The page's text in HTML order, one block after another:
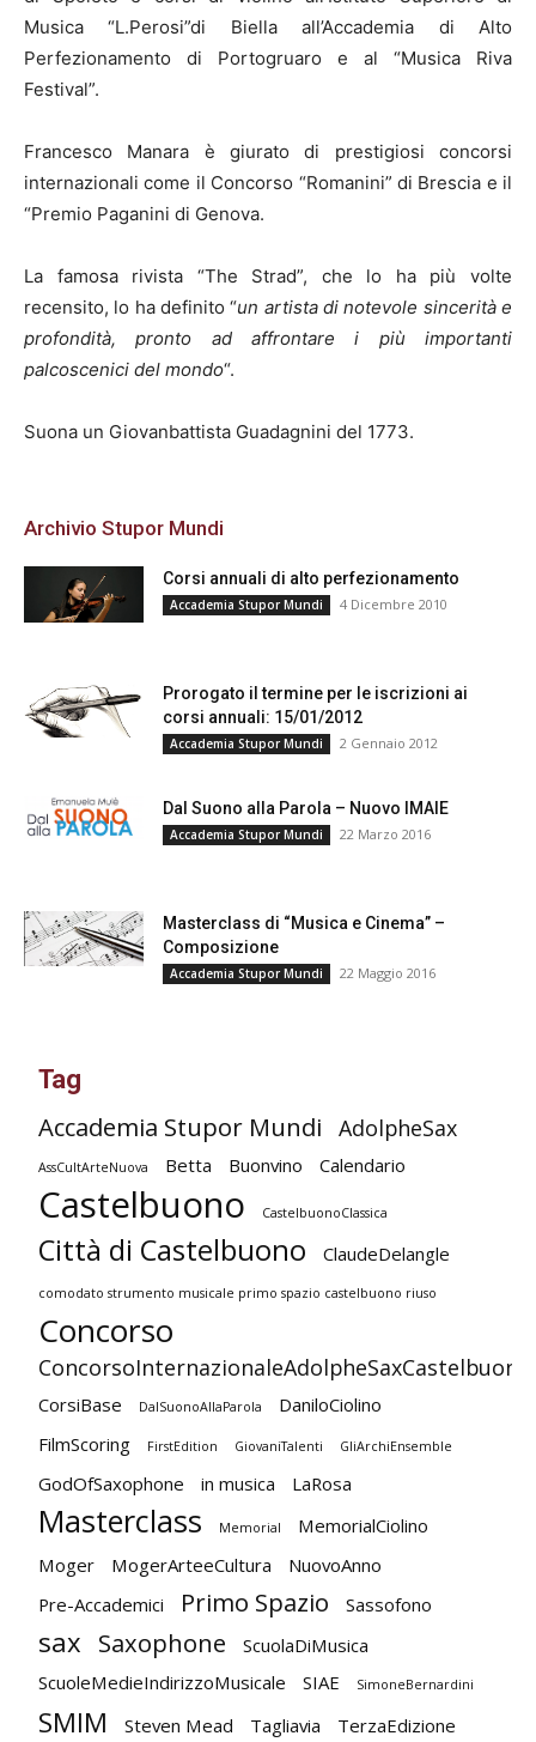
Musica “L.Perosi”di Biella all’Accademia di Alto
Perfezionamento di Portogruaro e al “Musica Riva
Festival”.
Francesco Manara è giurato di prestigiosi concorsi
internazionali come il Concorso “Romanini” di Brescia e il
“Premio Paganini di Genova.
La famosa rivista “The Strad”, che lo ha più volte
recensito, lo ha definito “un artista di notevole sincerità e
profondità, pronto ad affrontare i più importanti
palcoscenici del mondo“.
Suona un Giovanbattista Guadagnini del 1773.
Archivio Stupor Mundi
Corsi annuali di alto perfezionamento
Accademia Stupor Mundi 4 Dicembre 2010
Prorogato il termine per le iscrizioni ai
corsi annuali: 15/01/2012
Accademia Stupor Mundi 2 Gennaio 2012
Dal Suono alla Parola – Nuovo IMAIE
Accademia Stupor Mundi 22 Marzo 2016
Masterclass di “Musica e Cinema” –
Composizione
Accademia Stupor Mundi 22 Maggio 2016
Tag
Accademia Stupor Mundi AdolpheSax
AssCultArteNuova Betta Buonvino Calendario
Castelbuono CastelbuonoClassica
Città di Castelbuono ClaudeDelangle
comodato strumento musicale primo spazio castelbuono riuso
Concorso
ConcorsoInternazionaleAdolpheSaxCastelbuono
CorsiBase DalSuonoAllaParola
DaniloCiolino
FilmScoring
FirstEdition GiovaniTalenti GliArchiEnsemble
GodOfSaxophone in musica LaRosa
Masterclass Memorial
MemorialCiolino
Moger
MogerArteeCultura
NuovoAnno
Pre-Accademici
Primo Spazio Sassofono
sax Saxophone
ScuolaDiMusica
ScuoleMedieIndirizzoMusicale
SIAE SimoneBernardini
SMIM Steven Mead Tagliavia
TerzaEdizione